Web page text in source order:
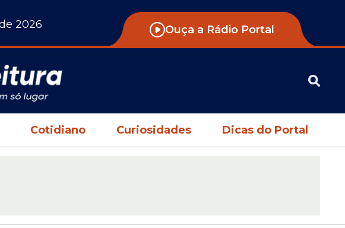
2026 Ouça a Rádio Portal
Cotidiano Curiosidades Dicas do Portal